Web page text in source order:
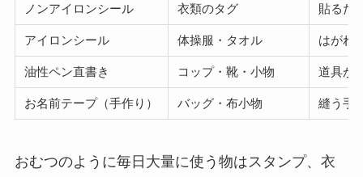
ノンアイロンシール 衣類のタグ 貼るだ
アイロンシール 体操服・タオル はがれ
油性ペン直書き コップ・靴・小物 道具が
お名前テープ（手作り） バッグ・布小物 縫う手
おむつのように毎日大量に使う物はスタンプ、衣